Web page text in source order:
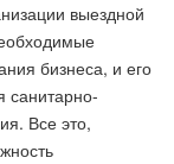
выездной
бизнеса, и его
санитарно-
Все это,